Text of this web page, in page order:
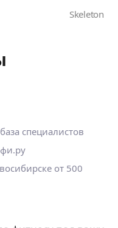
специалистов
от 500